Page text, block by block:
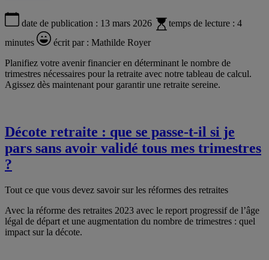
date de publication : 13 mars 2026 temps de lecture : 4
minutes
écrit par : Mathilde Royer
Planifiez votre avenir financier en déterminant le nombre de
trimestres nécessaires pour la retraite avec notre tableau de calcul.
Agissez dès maintenant pour garantir une retraite sereine.
Décote retraite : que se passe-t-il si je
pars sans avoir validé tous mes trimestres
?
Tout ce que vous devez savoir sur les réformes des retraites
Avec la réforme des retraites 2023 avec le report progressif de l’âge
légal de départ et une augmentation du nombre de trimestres : quel
impact sur la décote.